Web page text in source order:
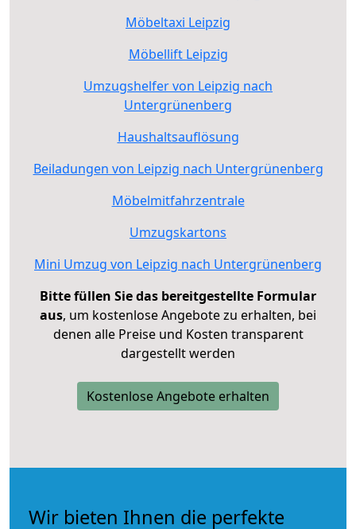
Möbeltaxi Leipzig
Möbellift Leipzig
Umzugshelfer von Leipzig nach
Untergrünenberg
Haushaltsauflösung
Beiladungen von Leipzig nach Untergrünenberg
Möbelmitfahrzentrale
Umzugskartons
Mini Umzug von Leipzig nach Untergrünenberg
Bitte füllen Sie das bereitgestellte Formular
aus, um kostenlose Angebote zu erhalten, bei
denen alle Preise und Kosten transparent
dargestellt werden
Kostenlose Angebote erhalten
Wir bieten Ihnen die perfekte